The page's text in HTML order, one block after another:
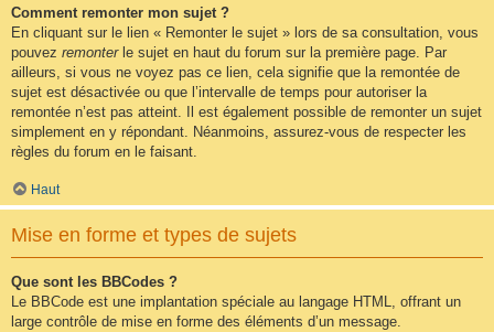
Comment remonter mon sujet ?
En cliquant sur le lien « Remonter le sujet » lors de sa consultation, vous
pouvez remonterle sujet en haut du forum sur la première page. Par
ailleurs, si vous ne voyez pas ce lien, cela signifie que la remontée de
sujet est désactivée ou que l’intervalle de temps pour autoriser la
remontée n’est pas atteint. Il est également possible de remonter un sujet
simplement en y répondant. Néanmoins, assurez-vous de respecter les
règles du forum en le faisant.
Haut
Mise en forme et types de sujets
Que sont les BBCodes ?
Le BBCode est une implantation spéciale au langage HTML, offrant un
large contrôle de mise en forme des éléments d’un message.